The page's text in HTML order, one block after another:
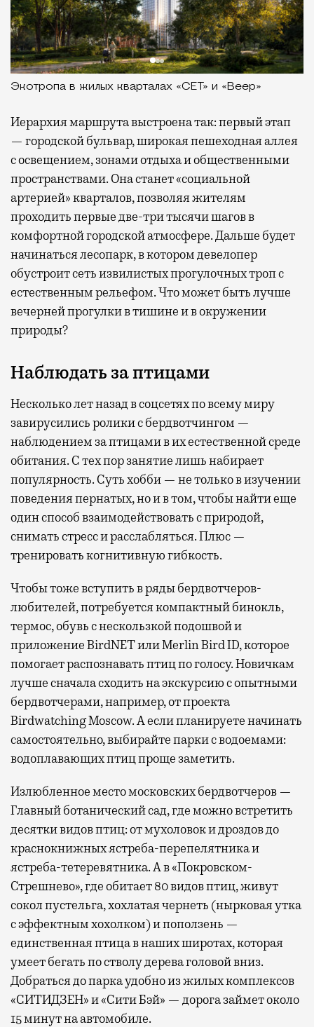
Экотропа в жилых кварталах «СЕТ» и «Веер»
Иерархия маршрута выстроена так: первый этап
— городской бульвар, широкая пешеходная аллея
с освещением, зонами отдыха и общественными
пространствами. Она станет «социальной
артерией» кварталов, позволяя жителям
проходить первые две-три тысячи шагов в
комфортной городской атмосфере. Дальше будет
начинаться лесопарк, в котором девелопер
обустроит сеть извилистых прогулочных троп с
естественным рельефом. Что может быть лучше
вечерней прогулки в тишине и в окружении
природы?
Наблюдать за птицами
Несколько лет назад в соцсетях по всему миру
завирусились ролики с бердвотчингом —
наблюдением за птицами в их естественной среде
обитания. С тех пор занятие лишь набирает
популярность. Суть хобби — не только в изучении
поведения пернатых, но и в том, чтобы найти еще
один способ взаимодействовать с природой,
снимать стресс и расслабляться. Плюс —
тренировать когнитивную гибкость.
Чтобы тоже вступить в ряды бердвотчеров-
любителей, потребуется компактный бинокль,
термос, обувь с нескользкой подошвой и
приложение BirdNET или Merlin Bird ID, которое
помогает распознавать птиц по голосу. Новичкам
лучше сначала сходить на экскурсию с опытными
бердвотчерами, например, от проекта
Birdwatching Moscow. А если планируете начинать
самостоятельно, выбирайте парки с водоемами:
водоплавающих птиц проще заметить.
Излюбленное место московских бердвотчеров —
Главный ботанический сад, где можно встретить
десятки видов птиц: от мухоловок и дроздов до
краснокнижных ястреба-перепелятника и
ястреба-тетеревятника. А в «Покровском-
Стрешнево», где обитает 80 видов птиц, живут
сокол пустельга, хохлатая чернеть (нырковая утка
с эффектным хохолком) и поползень —
единственная птица в наших широтах, которая
умеет бегать по стволу дерева головой вниз.
Добраться до парка удобно из жилых комплексов
«СИТИДЗЕН» и «Сити Бэй» — дорога займет около
15 минут на автомобиле.